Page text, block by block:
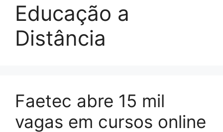
Educação a
Distância
Faetec abre 15 mil
vagas em cursos online